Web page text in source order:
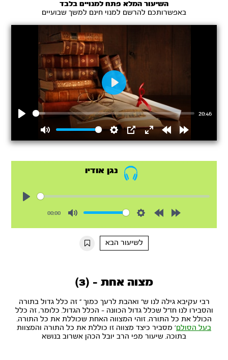
השיעור המלא פתח למנויים בלבד
באפשרותכם להרשם למנוי חינם למשך שבועיים
20:46
Mute Settings
PIP
EnterRewindForward
Play
נגן אודיו
00:00
לשיעור הבא
מצוה אחת - (3)
רבי עקיבא גילה לנו ש" ואהבת לרעך כמוך " זה כלל גדול בתורה
והסבירו לנו חז"ל שכלל גדול הכוונה - הכלל הגדול. כלומר, זה כלל
הכולל את כל התורה. זוהי המצווה האחת שכוללת את כל התורה.
בעל הסולם' מסביר כיצד מצווה זו כוללת את כל התורה והמצוות
בתוכה. שיעור מפי הרב יובל הכהן אשרוב בנושא